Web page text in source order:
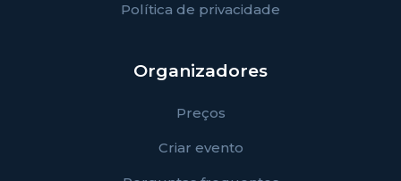
Política de privacidade
Organizadores
Preços
Criar evento